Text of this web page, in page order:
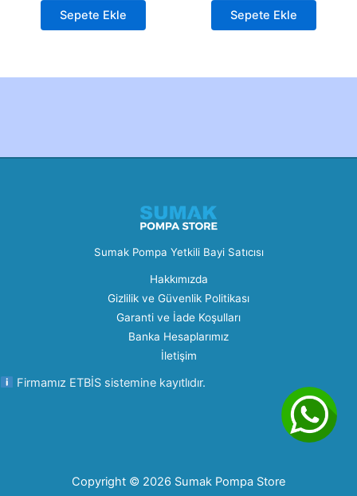
Sepete Ekle Sepete Ekle
Sumak Pompa Yetkili Bayi Satıcısı
Hakkımızda
Gizlilik ve Güvenlik Politikası
Garanti ve İade Koşulları
Banka Hesaplarımız
İletişim
Firmamız ETBİS sistemine kayıtlıdır.
Copyright © 2026 Sumak Pompa Store